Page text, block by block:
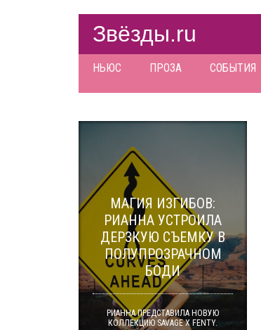
Звёзды.ru
НЬЮС ПРОЗА СОБЫТИЯ
МАГИЯ ИЗГИБОВ:
РИАННА УСТРОИЛА
ДЕРЗКУЮ СЪЕМКУ В
ПОЛУПРОЗРАЧНОМ
БОДИ
РИАННА ПРЕДСТАВИЛА НОВУЮ
КОЛЛЕКЦИЮ SAVAGE X FENTY.